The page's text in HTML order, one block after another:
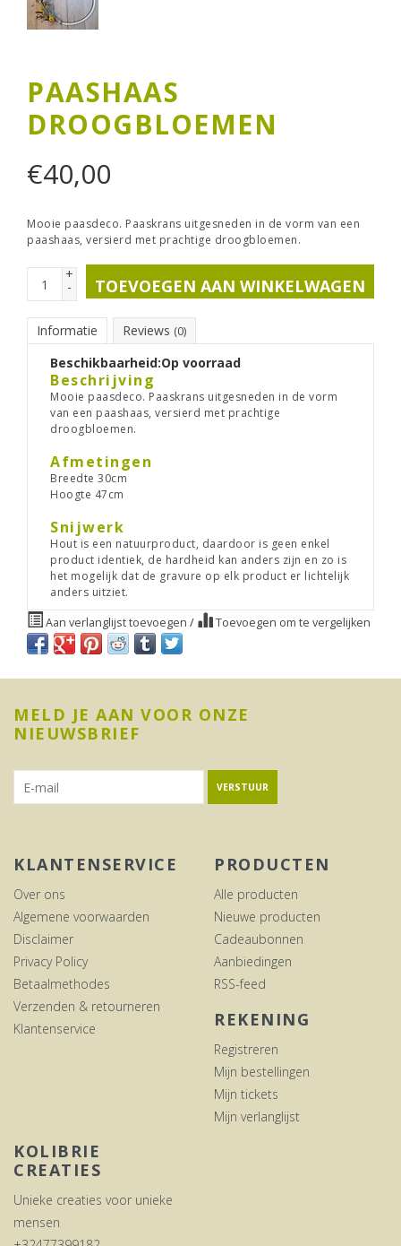
PAASHAAS
DROOGBLOEMEN
€40,00
Mooie paasdeco. Paaskrans uitgesneden in de vorm van een
paashaas, versierd met prachtige droogbloemen.
+
- TOEVOEGEN AAN WINKELWAGEN
Informatie Reviews (0)
Beschikbaarheid:Op voorraad
Beschrijving
Mooie paasdeco. Paaskrans uitgesneden in de vorm
van een paashaas, versierd met prachtige
droogbloemen.
Afmetingen
Breedte 30cm
Hoogte 47cm
Snijwerk
Hout is een natuurproduct, daardoor is geen enkel
product identiek, de hardheid kan anders zijn en zo is
het mogelijk dat de gravure op elk product er lichtelijk
anders uitziet.
Aan verlanglijst toevoegen / Toevoegen om te vergelijken
MELD JE AAN VOOR ONZE
NIEUWSBRIEF
VERSTUUR
KLANTENSERVICE
Over ons
Algemene voorwaarden
Disclaimer
Privacy Policy
Betaalmethodes
Verzenden & retourneren
Klantenservice
PRODUCTEN
Alle producten
Nieuwe producten
Cadeaubonnen
Aanbiedingen
RSS-feed
REKENING
Registreren
Mijn bestellingen
Mijn tickets
Mijn verlanglijst
KOLIBRIE
CREATIES
Unieke creaties voor unieke
mensen